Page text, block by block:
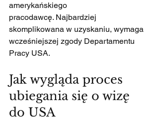
amerykańskiego
pracodawcę. Najbardziej
skomplikowana w uzyskaniu, wymaga
wcześniejszej zgody Departamentu
Pracy USA.
Jak wygląda proces
ubiegania się o wizę
do USA